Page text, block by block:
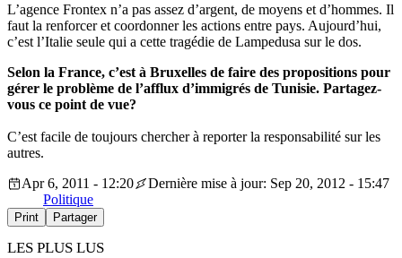
L’agence Frontex n’a pas assez d’argent, de moyens et d’hommes. Il
faut la renforcer et coordonner les actions entre pays. Aujourd’hui,
c’est l’Italie seule qui a cette tragédie de Lampedusa sur le dos.
Selon la France, c’est à Bruxelles de faire des propositions pour
gérer le problème de l’afflux d’immigrés de Tunisie. Partagez-
vous ce point de vue?
C’est facile de toujours chercher à reporter la responsabilité sur les
autres.
Apr 6, 2011 - 12:20
Dernière mise à jour: Sep 20, 2012 - 15:47
Politique
Print Partager
LES PLUS LUS